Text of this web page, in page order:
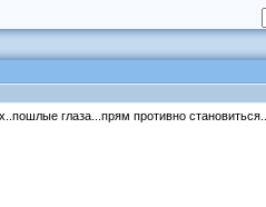
глаза...прям противно становиться...